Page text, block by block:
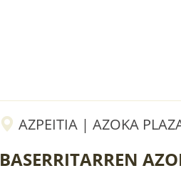
AZPEITIA | AZOKA
BASERRITARREN